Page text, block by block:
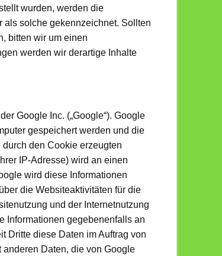
wurden, werden die
als solche gekennzeichnet. Sollten
bitten wir um einen
werden wir derartige Inhalte
Google Inc. („Google“). Google
gespeichert werden und die
den Cookie erzeugten
IP-Adresse) wird an einen
wird diese Informationen
die Websiteaktivitäten für die
und der Internetnutzung
Informationen gegebenenfalls an
Dritte diese Daten im Auftrag von
Daten, die von Google